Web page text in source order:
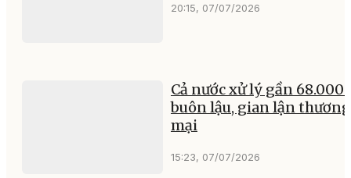
20:15, 07/07/2026
Cả nước xử lý gần 68.000
buôn lậu, gian lận thương
mại
15:23, 07/07/2026